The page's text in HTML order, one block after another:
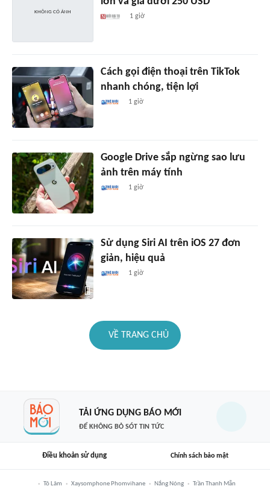
1 giờ
Cách gọi điện thoại trên TikTok
nhanh chóng, tiện lợi
1 giờ
Google Drive sắp ngừng sao lưu
ảnh trên máy tính
1 giờ
Sử dụng Siri AI trên iOS 27 đơn
giản, hiệu quả
1 giờ
VỀ TRANG CHỦ
TẢI ỨNG DỤNG BÁO MỚI
ĐỂ KHÔNG BỎ SÓT TIN TỨC
Điều khoản sử dụng Chính sách bảo mật
Tô Lâm Xaysomphone Phomvihane Nắng Nóng Trần Thanh Mẫn